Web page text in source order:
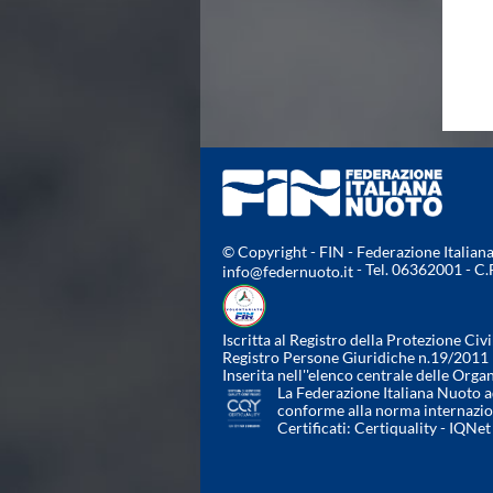
CoMeN Cup
News
Flash News
Waterpolo Channel
Tuffi
Eventi
Norme e documenti
Risultati e Classifiche
Azzurri
News
Flash News
Artistico
Eventi
© Copyright - FIN - Federazione
info@federnuoto.it- Tel. 06362001 -
Iscritta al Registro della Protezione
Registro Persone Giuridiche n.19/2011
Inserita nell''elenco centrale delle
La Federazione Italiana Nuoto
conforme alla norma
Certificati: Certiquality- IQNet